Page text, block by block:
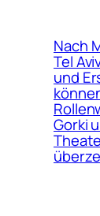
Nach
Tel
und
Gorki